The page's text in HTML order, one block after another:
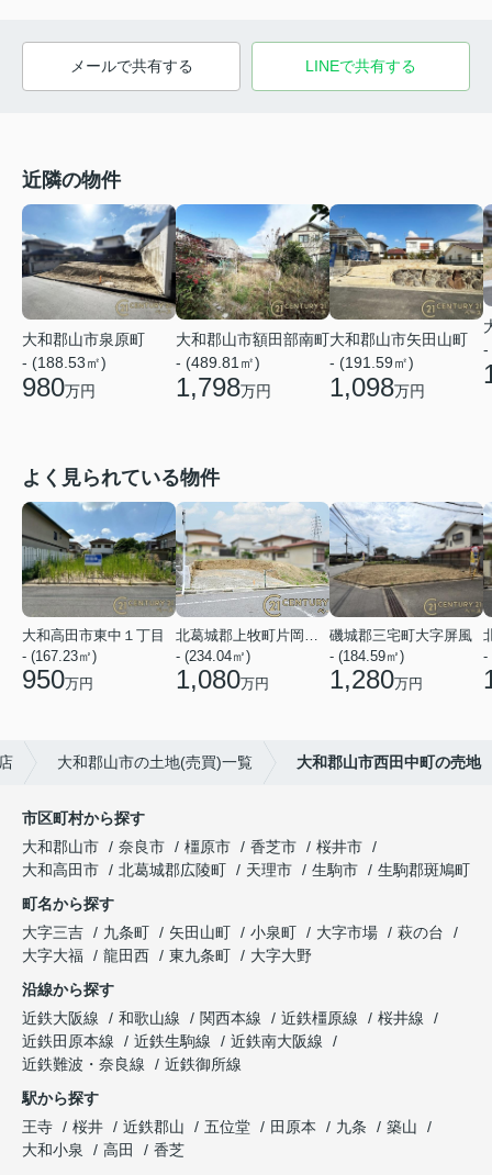
メールで共有する LINEで共有する
近隣の物件
大和郡山市泉原町
- (188.53㎡)
980万円
大和郡山市額田部南町
- (489.81㎡)
1,798万円
大和郡山市矢田山町
- (191.59㎡)
1,098万円
-
よく見られている物件
大和高田市東中１丁目
- (167.23㎡)
950万円
北葛城郡上牧町片岡台１丁目
- (234.04㎡)
1,080万円
磯城郡三宅町大字屏風
- (184.59㎡)
1,280万円
-
大和郡山市の土地(売買)一覧 大和郡山市西田中町の売地
市区町村から探す
大和郡山市
奈良市 橿原市 香芝市
桜井市
大和高田市
北葛城郡広陵町 天理市 生駒市
生駒郡斑鳩町
町名から探す
大字三吉
九条町 矢田山町 小泉町 大字市場
萩の台
大字大福
龍田西 東九条町
大字大野
沿線から探す
近鉄大阪線
和歌山線 関西本線 近鉄橿原線
桜井線
近鉄田原本線
近鉄生駒線
近鉄南大阪線
近鉄難波・奈良線
近鉄御所線
駅から探す
王寺
桜井 近鉄郡山 五位堂 田原本 九条
築山
大和小泉
高田 香芝